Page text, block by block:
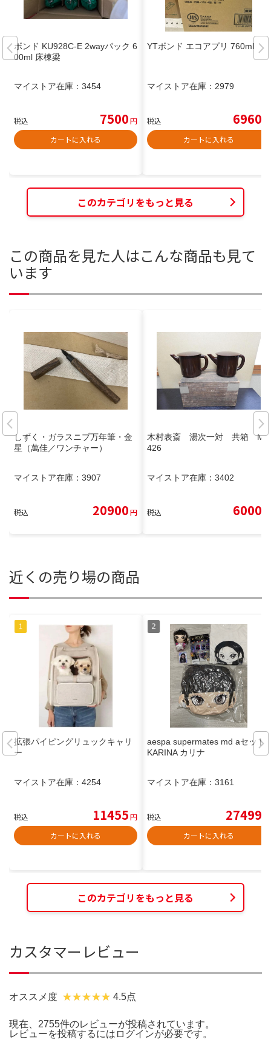
ボンド KU928C-E 2wayパック 6
00ml 床棟梁
マイストア在庫： 3454
税込 7500円
カートに入れる
YTボンド エコアプリ 760ml
マイストア在庫： 2979
税込 6960
カートに入れる
このカテゴリをもっと見る
この商品を見た人はこんな商品も見て
います
しずく・ガラスニブ万年筆・金
星（萬佳／ワンチャー）
マイストア在庫： 3907
税込 20900円
木村表斎 湯次一対 共箱 MA
426
マイストア在庫： 3402
税込 6000
近くの売り場の商品
拡張パイピングリュックキャリ
ー
マイストア在庫： 4254
税込 11455円
カートに入れる
aespa supermates md aセット
KARINA カリナ
マイストア在庫： 3161
税込 27499
カートに入れる
このカテゴリをもっと見る
カスタマーレビュー
オススメ度 4.5点
現在、2755件のレビューが投稿されています。
レビューを投稿するには ログインが必要です。